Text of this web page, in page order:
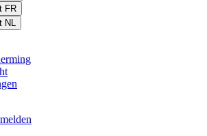
FR
NL